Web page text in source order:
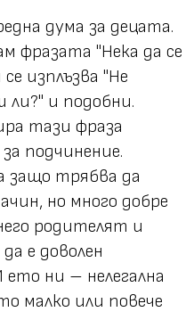
дума за децата.
фразата "Нека да се
изплъзва "Не
ли?" и подобни.
тази фраза
подчинение.
защо трябва да
но много добре
родителят и
е доволен
ни – нелегална
малко или повече